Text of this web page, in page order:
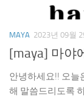
MAYA 2023년 09월
[maya] 마야
안녕하세요!! 오늘
해 말씀드리도록